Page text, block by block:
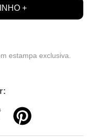
estampa exclusiva.